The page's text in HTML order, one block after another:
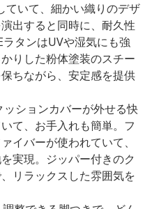
ていて、細かい織りのデザ
出すると同時に、耐久性
タンはUVや湿気にも強
りした粉体塗装のスチー
ちながら、安定感を提供
ッションカバーが外せる快
て、お手入れも簡単。フ
イバーが使われていて、
実現。ジッパー付きのク
リラックスした雰囲気を